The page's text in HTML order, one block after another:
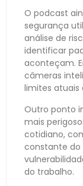
O podcast
segurança
análise de
identificar
aconteçam.
câmeras
limites atuais
Outro ponto
mais
cotidiano,
constante do
do trabalho.